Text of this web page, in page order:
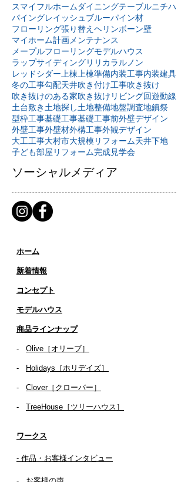
スマイフルホームダイニングテーブルニチハ
パイングレイッシュブルーパイン材
フローリング張り替え ヘリンボーン壁
マイホーム計画メンテナンス
メープルフローリングモデルハウス
ラップサイディングリリカラルノン
レッドシダー上棟上棟準備内装工事内装建具
冬の工事勾配天井吹き付け工事吹き抜け
吹き抜けのある家吹き抜けリビング回遊動線
土台敷き土地探し土地整備地盤調査地鎮祭
型枠工事基礎工事基礎工事前外壁デザイン
外壁工事外壁材外構工事外観デザイン
大工工事大村市大規模リフォーム天井下地
子ども部屋リフォーム完成見学会
ソーシャルメディア
ホーム
新着情報
コンセプト
​​モデルハウス
商品ラインナップ
- Olive［オリーブ］
- Holidays［ホリデイズ］
- ​ Clover［クローバー］
- TreeHouse［ツリーハウス］
ワークス
- 作品・お客様インタビュー